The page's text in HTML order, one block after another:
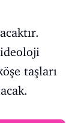
taşları